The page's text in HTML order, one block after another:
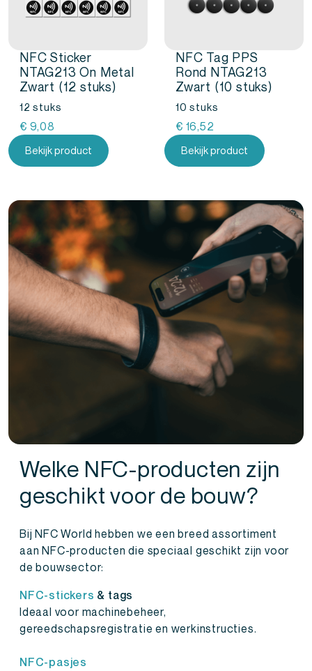
NFC Sticker
NTAG213 On Metal
Zwart (12 stuks)
12 stuks
€ 9,08
Bekijk product
NFC Tag PPS
Rond NTAG213
Zwart (10 stuks)
10 stuks
€ 16,52
Bekijk product
Welke NFC-producten zijn
geschikt voor de bouw?
Bij NFC World hebben we een breed assortiment
aan NFC-producten die speciaal geschikt zijn voor
de bouwsector:
NFC-stickers & tags
Ideaal voor machinebeheer,
gereedschapsregistratie en werkinstructies.
NFC-pasjes